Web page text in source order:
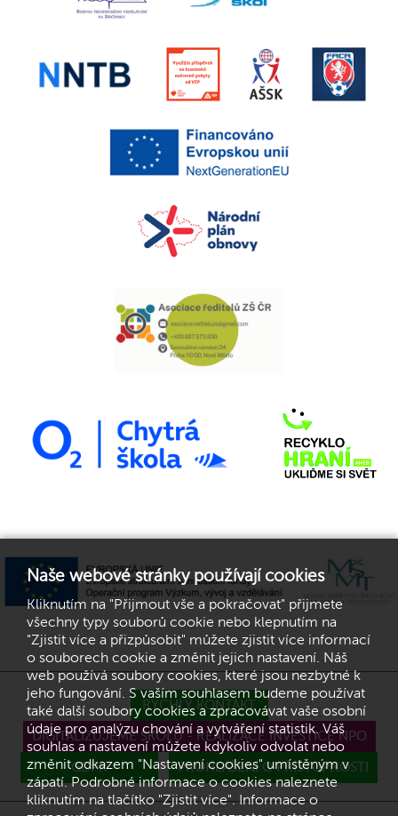
RYCHLÝ KONTAKT
DIGITALIZUJEME ŠKOLU - REALIZACE INVESTICE NPO
GDPR PROHLÁŠENÍ O PŘÍSTUPNOSTI
Naše webové stránky používají cookies
Kliknutím na "Přijmout vše a pokračovat" přijmete
všechny typy souborů cookie nebo klepnutím na
"Zjistit více a přizpůsobit" můžete zjistit více informací
o souborech cookie a změnit jejich nastavení. Náš
web používá soubory cookies, které jsou nezbytné k
jeho fungování. S vaším souhlasem budeme používat
také další soubory cookies a zpracovávat vaše osobní
údaje pro analýzu chování a vytváření statistik. Váš
souhlas a nastavení můžete kdykoliv odvolat nebo
změnit odkazem "Nastavení cookies" umístěným v
zápatí. Podrobné informace o cookies naleznete
kliknutím na tlačítko "Zjistit více". Informace o